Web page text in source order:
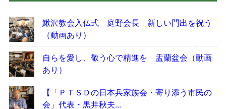
鰍沢教会入仏式 庭野会長 新しい門出を祝う
（動画あり）
自らを愛し、敬う心で精進を 盂蘭盆会（動画
あり）
【「ＰＴＳＤの日本兵家族会・寄り添う市民の
会」代表・黒井秋夫...